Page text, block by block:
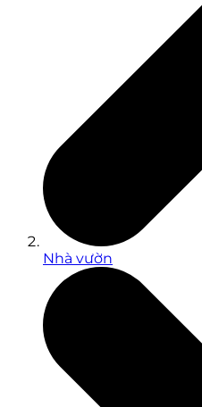
Nhà vườn